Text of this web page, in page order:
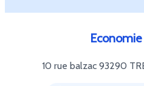
10 rue balzac 93290